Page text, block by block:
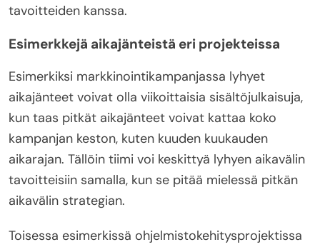
tavoitteiden kanssa.
Esimerkkejä aikajänteistä eri projekteissa
Esimerkiksi markkinointikampanjassa lyhyet
aikajänteet voivat olla viikoittaisia sisältöjulkaisuja,
kun taas pitkät aikajänteet voivat kattaa koko
kampanjan keston, kuten kuuden kuukauden
aikarajan. Tällöin tiimi voi keskittyä lyhyen aikavälin
tavoitteisiin samalla, kun se pitää mielessä pitkän
aikavälin strategian.
Toisessa esimerkissä ohjelmistokehitysprojektissa